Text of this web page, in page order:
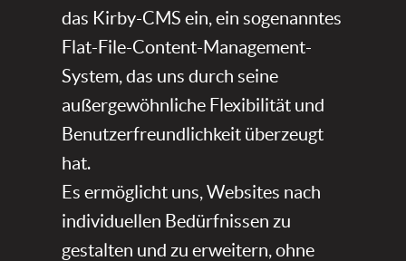
das Kirby-CMS ein, ein sogenanntes
Flat-File-Content-Management-
System, das uns durch seine
außergewöhnliche Flexibilität und
Benutzerfreundlichkeit überzeugt
hat.
Es ermöglicht uns, Websites nach
individuellen Bedürfnissen zu
gestalten und zu erweitern, ohne